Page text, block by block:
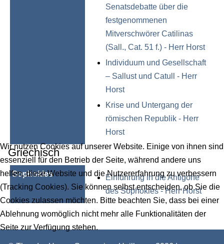
Senatsdebatte über die
festgenommenen
Mitverschwörer Catilinas
(Sall., Cat. 51 f.) - Herr Horst
Individuum und Gesellschaft
– Sallust und Catull - Herr
Horst
Krise und Untergang der
römischen Republik - Herr
Horst
Griechisch
Sophokles
Einführung in die Antigone
des Sophokles - Herr Horst
Wir nutzen Cookies auf unserer Website. Einige von ihnen sind
essenziell für den Betrieb der Seite, während andere uns
helfen, diese Website und die Nutzererfahrung zu verbessern
(Tracking Cookies). Sie können selbst entscheiden, ob Sie die
Cookies zulassen möchten. Bitte beachten Sie, dass bei einer
Ablehnung womöglich nicht mehr alle Funktionalitäten der
Seite zur Verfügung stehen.